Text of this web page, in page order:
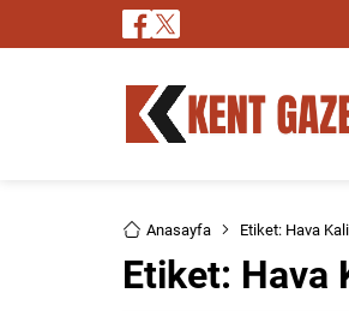
Anasayfa Etiket: Hava
Etiket: Hava